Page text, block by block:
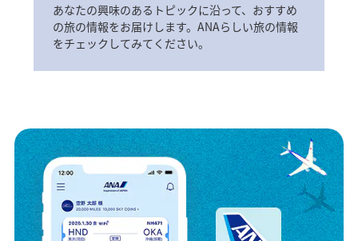
あなたの興味のあるトピックに沿って、おすすめ
の旅の情報をお届けします。ANAらしい旅の情報
をチェックしてみてください。